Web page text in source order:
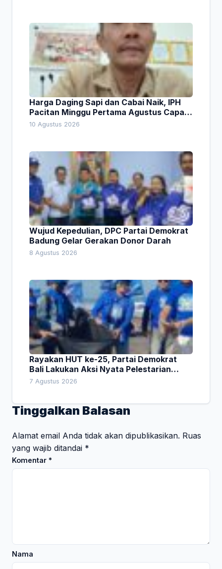
Harga Daging Sapi dan Cabai Naik, IPH
Pacitan Minggu Pertama Agustus Capai
1,66 Persen. Ini Penjelasan Kabag Ayub
10 Agustus 2026
Wujud Kepedulian, DPC Partai Demokrat
Badung Gelar Gerakan Donor Darah
8 Agustus 2026
Rayakan HUT ke-25, Partai Demokrat
Bali Lakukan Aksi Nyata Pelestarian
Lingkungan
7 Agustus 2026
Tinggalkan Balasan
Alamat email Anda tidak akan dipublikasikan. Ruas
yang wajib ditandai *
Komentar *
Nama